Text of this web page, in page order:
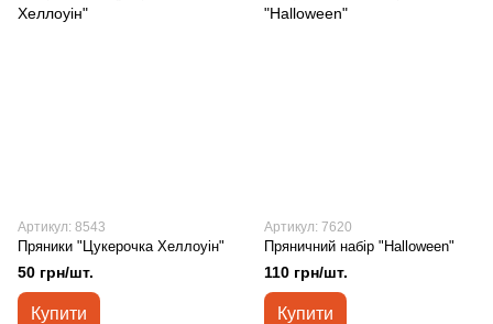
Артикул: 8543
Пряники "Цукерочка Хеллоуін"
50 грн/шт.
Купити
Артикул: 7620
Пряничний набір "Halloween"
110 грн/шт.
Купити